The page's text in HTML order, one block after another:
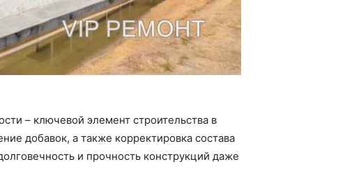
– ключевой элемент строительства в
добавок, а также корректировка состава
и прочность конструкций даже